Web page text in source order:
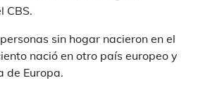
CBS.
sin hogar nacieron en el
nació en otro país europeo y
de Europa.